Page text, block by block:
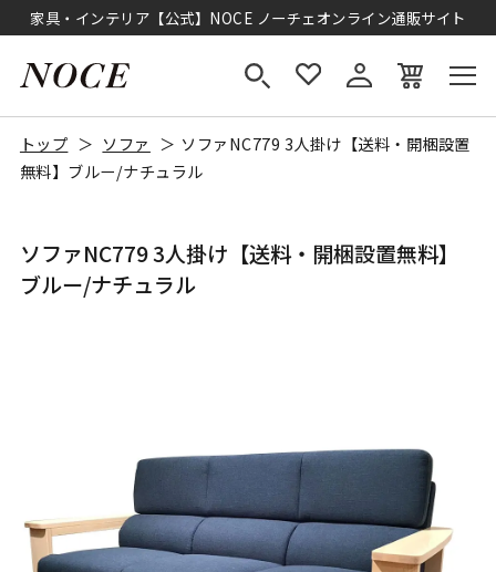
家具・インテリア【公式】NOCE ノーチェオンライン通販サイト
トップ ソファ
ソファNC779 3人掛け【送料・開梱設置
無料】ブルー/ナチュラル
ソファNC779 3人掛け【送料・開梱設置無料】
ブルー/ナチュラル